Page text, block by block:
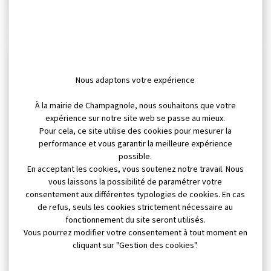
Nous adaptons votre expérience
À la mairie de Champagnole, nous souhaitons que votre
expérience sur notre site web se passe au mieux.
Pour cela, ce site utilise des cookies pour mesurer la
performance et vous garantir la meilleure expérience
possible.
En acceptant les cookies, vous soutenez notre travail. Nous
vous laissons la possibilité de paramétrer votre
consentement aux différentes typologies de cookies. En cas
de refus, seuls les cookies strictement nécessaire au
fonctionnement du site seront utilisés.
Vous pourrez modifier votre consentement à tout moment en
cliquant sur "Gestion des cookies".